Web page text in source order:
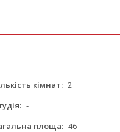
кімнат: 2
-
площа: 46